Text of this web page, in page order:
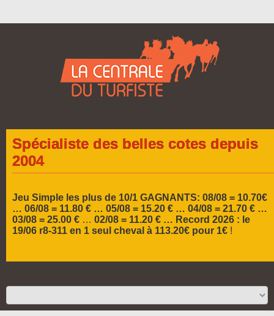
Spécialiste des belles cotes depuis
2004
Jeu Simple les plus de 10/1 GAGNANTS: 08/08 = 10.70€
… 06/08 = 11.80 € … 05/08 = 15.20 € … 04/08 = 21.70 € …
03/08 = 25.00 € … 02/08 = 11.20 € … Record 2026 : le
19/06 r8-311 en 1 seul cheval à 113.20€ pour 1€ !